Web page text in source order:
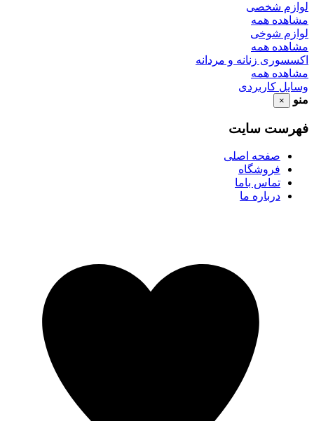
لوازم شخصی
مشاهده همه
لوازم شوخی
مشاهده همه
اکسسوری زنانه و مردانه
مشاهده همه
وسایل کاربردی
منو
×
فهرست سایت
صفحه اصلی
فروشگاه
تماس باما
درباره ما